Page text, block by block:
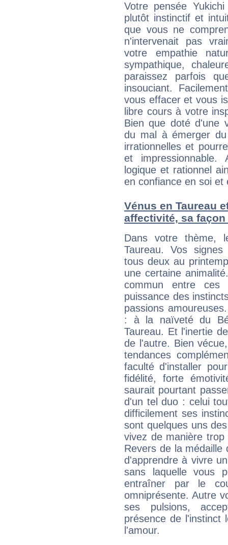
Votre pensée
plutôt instinctif et
que vous ne
n'intervenait pas
votre empathie
sympathique,
paraissez parfois
insouciant.
vous effacer et vous
libre cours à votre
Bien que doté d'une
du mal à émerger
irrationnelles et
et
logique et rationnel
en confiance en soi
Vénus en Taureau
affectivité, sa
Dans votre thème,
Taureau. Vos
tous deux au
une certaine
commun entre
puissance des
passions
: à la naïveté du
Taureau. Et l'inertie
de l'autre. Bien
tendances
faculté d'installer
fidélité, forte
saurait pourtant
d'un tel duo : celui
difficilement ses
sont quelques uns
vivez de manière trop
Revers de la médaille
d'apprendre à vivre
sans laquelle vous
entraîner par le
omniprésente. Autre
ses pulsions,
présence de l'instinct
l'amour.